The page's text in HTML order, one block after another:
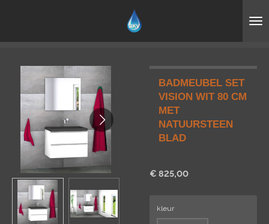
BADMEUBEL SET
VISION WIT 80 CM
MET
NATUURSTEEN
BLAD
€ 825,00
kleur